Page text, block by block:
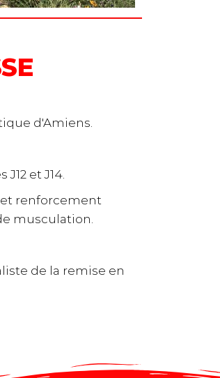
d'Amiens.
et J14.
renforcement
musculation.
de la remise en